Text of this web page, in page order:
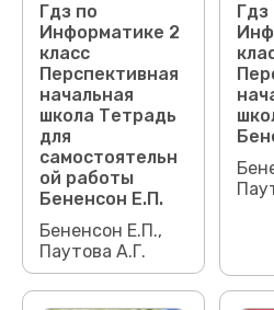
Гдз по
Информатике 2
класс
Перспективная
начальная
школа Тетрадь
для
самостоятельн
ой работы
Бененсон Е.П.
Бененсон Е.П.,
Паутова А.Г.
Гдз